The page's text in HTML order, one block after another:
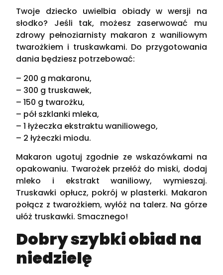
Twoje dziecko uwielbia obiady w wersji na
słodko? Jeśli tak, możesz zaserwować mu
zdrowy pełnoziarnisty makaron z waniliowym
twarożkiem i truskawkami. Do przygotowania
dania będziesz potrzebować:
– 200 g makaronu,
– 300 g truskawek,
– 150 g twarożku,
– pół szklanki mleka,
– 1 łyżeczka ekstraktu waniliowego,
– 2 łyżeczki miodu.
Makaron ugotuj zgodnie ze wskazówkami na
opakowaniu. Twarożek przełóż do miski, dodaj
mleko i ekstrakt waniliowy, wymieszaj.
Truskawki opłucz, pokrój w plasterki. Makaron
połącz z twarożkiem, wyłóż na talerz. Na górze
ułóż truskawki. Smacznego!
Dobry szybki obiad na
niedzielę